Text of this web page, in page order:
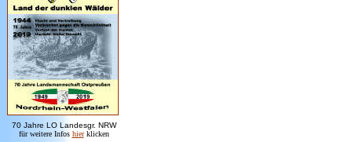
70 Jahre LO Landesgr. NRW
für weitere Infos hier klicken